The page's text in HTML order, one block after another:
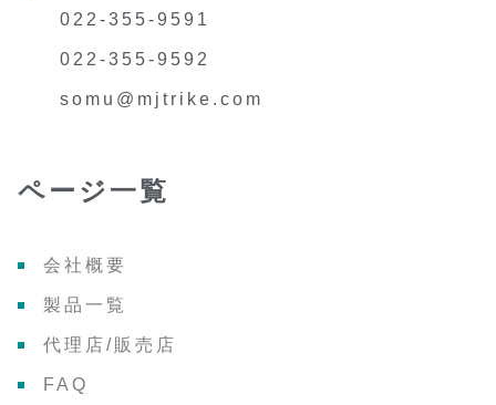
022-355-9591
022-355-9592
somu@mjtrike.com
ページ一覧
会社概要
製品一覧
代理店/販売店
FAQ